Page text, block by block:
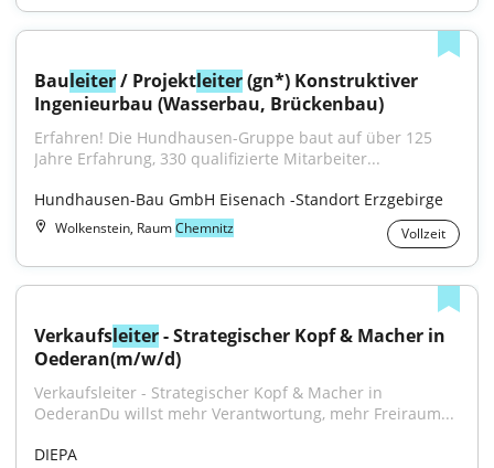
Bauleiter / Projektleiter (gn*) Konstruktiver
Ingenieurbau (Wasserbau, Brückenbau)
Erfahren! Die Hundhausen-Gruppe baut auf über 125
Jahre Erfahrung, 330 qualifizierte Mitarbeiter...
Hundhausen-Bau GmbH Eisenach -Standort Erzgebirge
Wolkenstein, RaumChemnitz Vollzeit
Verkaufsleiter - Strategischer Kopf & Macher in
Oederan(m/w/d)
Verkaufsleiter - Strategischer Kopf & Macher in
OederanDu willst mehr Verantwortung, mehr Freiraum...
DIEPA